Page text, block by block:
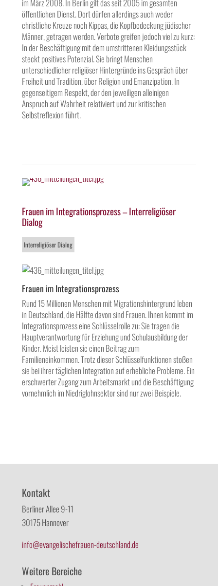
im März 2008. In Berlin gilt das seit 2005 im gesamten
öffentlichen Dienst. Dort dürfen allerdings auch weder
christliche Kreuze noch Kippas, die Kopfbedeckung jüdischer
Männer, getragen werden. Verbote greifen jedoch viel zu kurz:
In der Beschäftigung mit dem umstrittenen Kleidungsstück
steckt positives Potenzial. Sie bringt Menschen
unterschiedlicher religiöser Hintergründe ins Gespräch über
Freiheit und Tradition, über Religion und Emanzipation. In
gegenseitigem Respekt, der den jeweiligen alleinigen
Anspruch auf Wahrheit relativiert und zur kritischen
Selbstreflexion führt.
Frauen im Integrationsprozess – Interreligiöser
Dialog
Interreligiöser Dialog
Frauen im Integrationsprozess
Rund 15 Millionen Menschen mit Migrationshintergrund leben
in Deutschland, die Hälfte davon sind Frauen. Ihnen kommt im
Integrationsprozess eine Schlüsselrolle zu: Sie tragen die
Hauptverantwortung für Erziehung und Schulausbildung der
Kinder. Meist leisten sie einen Beitrag zum
Familieneinkommen. Trotz dieser Schlüsselfunktionen stoßen
sie bei ihrer täglichen Integration auf erhebliche Probleme. Ein
erschwerter Zugang zum Arbeitsmarkt und die Beschäftigung
vornehmlich im Niedriglohnsektor sind nur zwei Beispiele.
Kontakt
Berliner Allee 9-11
30175 Hannover
info@evangelischefrauen-deutschland.de
Weitere Bereiche